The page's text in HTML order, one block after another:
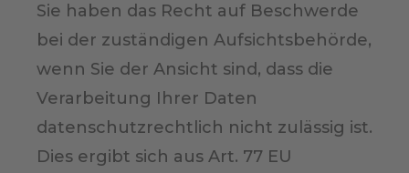
Sie haben das Recht auf Beschwerde
bei der zuständigen Aufsichtsbehörde,
wenn Sie der Ansicht sind, dass die
Verarbeitung Ihrer Daten
datenschutzrechtlich nicht zulässig ist.
Dies ergibt sich aus Art. 77 EU